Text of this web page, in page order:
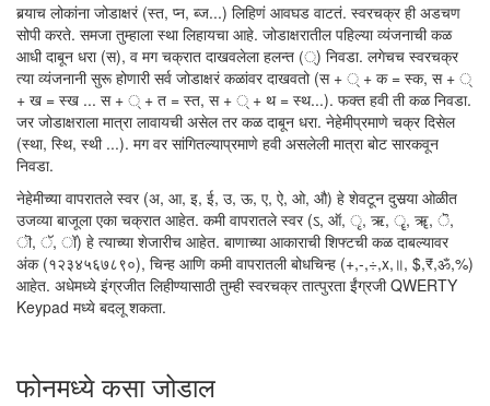
बर्‍याच लोकांना जोडाक्षरं (स्त, प्न, ब्ज...) लिहिणं आवघड वाटतं. स्वरचक्र ही अडचण
सोपी करते. समजा तुम्हाला स्था लिहायचा आहे. जोडाक्षरातील पहिल्या व्यंजनाची कळ
आधी दाबून धरा (स), व मग चक्रात दाखवलेला हलन्त (्) निवडा. लगेचच स्वरचक्र
त्या व्यंजनानी सुरू होणारी सर्व जोडाक्षरं कळांवर दाखवतो (स + ् + क = स्क, स + ्
+ ख = स्ख ... स + ् + त = स्त, स + ् + थ = स्थ...). फक्त हवी ती कळ निवडा.
जर जोडाक्षराला मात्रा लावायची असेल तर कळ दाबून धरा. नेहेमीप्रमाणे चक्र दिसेल
(स्था, स्थि, स्थी ...). मग वर सांगितल्याप्रमाणे हवी असलेली मात्रा बोट सारकवून
निवडा.
नेहेमीच्या वापरातले स्वर (अ, आ, इ, ई, उ, ऊ, ए, ऐ, ओ, औ) हे शेवटून दुसर्‍या ओळीत
उजव्या बाजूला एका चक्रात आहेत. कमी वापरातले स्वर (ऽ, ऑ, ृ, ऋ, ॄ, ॠ, ॆ,
ॊ, ॅ, ॉ) हे त्याच्या शेजारीच आहेत. बाणाच्या आकाराची शिफ्टची कळ दाबल्यावर
अंक (१२३४५६७८९०), चिन्ह आणि कमी वापरातली बोधचिन्ह (+,-,÷,x,॥, $,₹,ॐ,%)
आहेत. अधेमध्ये इंग्रजीत लिहीण्यासाठी तुम्ही स्वरचक्र तात्पुरता ईंग्रजी QWERTY
Keypad मध्ये बदलू शकता.
फोनमध्ये कसा जोडाल